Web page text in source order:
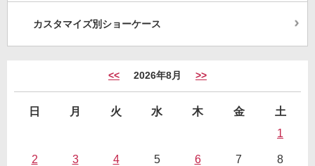
カスタマイズ別ショーケース
<< 2026年8月 >>
日 月 火 水 木 金
土
1
2 3 4 5 6 7 8